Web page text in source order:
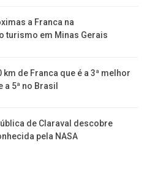
a Franca na
turismo em Minas Gerais
km de Franca que é a 3ª melhor
a 5ª no Brasil
de Claraval descobre
pela NASA